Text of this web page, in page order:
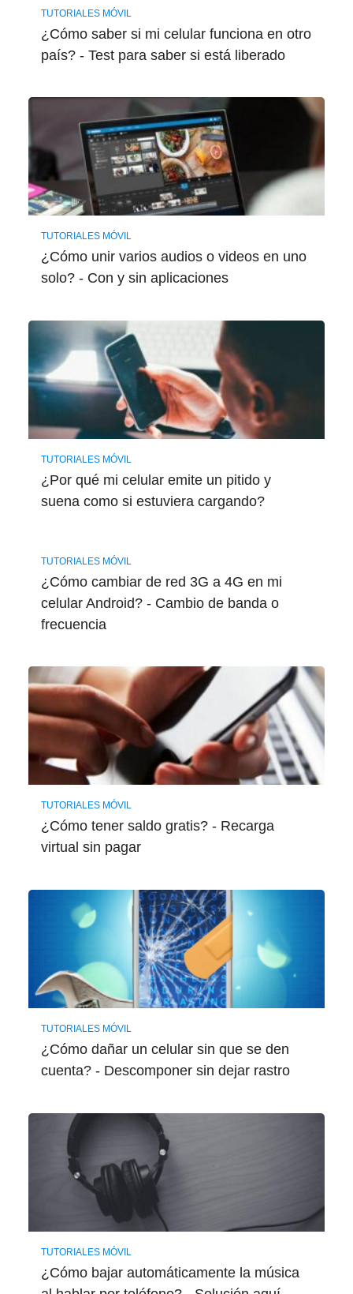
TUTORIALES MÓVIL
¿Cómo saber si mi celular funciona en otro
país? - Test para saber si está liberado
TUTORIALES MÓVIL
¿Cómo unir varios audios o videos en uno
solo? - Con y sin aplicaciones
TUTORIALES MÓVIL
¿Por qué mi celular emite un pitido y
suena como si estuviera cargando?
TUTORIALES MÓVIL
¿Cómo cambiar de red 3G a 4G en mi
celular Android? - Cambio de banda o
frecuencia
TUTORIALES MÓVIL
¿Cómo tener saldo gratis? - Recarga
virtual sin pagar
TUTORIALES MÓVIL
¿Cómo dañar un celular sin que se den
cuenta? - Descomponer sin dejar rastro
TUTORIALES MÓVIL
¿Cómo bajar automáticamente la música